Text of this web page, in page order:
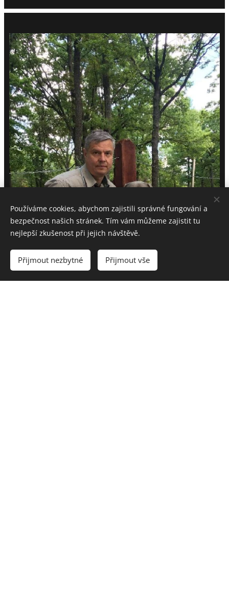
Používáme cookies, abychom zajistili správné fungování a
bezpečnost našich stránek. Tím vám můžeme zajistit tu
nejlepší zkušenost při jejich návštěvě.
Přijmout nezbytné Přijmout vše